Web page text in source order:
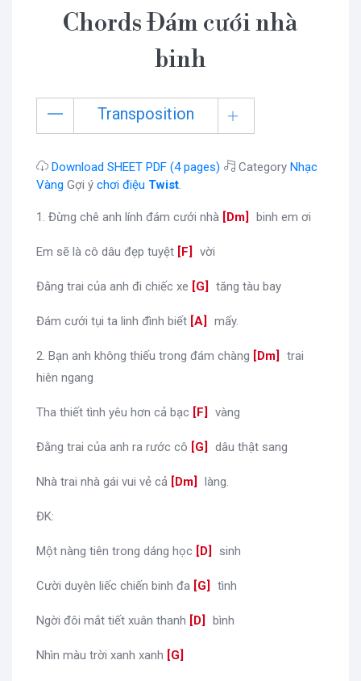
Chords Đám cưới nhà
binh
Transposition
Download SHEET PDF (4 pages) Category Nhạc
Vàng Gợi ý chơi điệu Twist.
1. Đừng chê anh lính đám cưới nhà [Dm binh em ơi
Em sẽ là cô dâu đẹp tuyệt [F vời
Đằng trai của anh đi chiếc xe [G tăng tàu bay
Đám cưới tụi ta linh đình biết [A mấy.
2. Bạn anh không thiếu trong đám chàng [Dm
trai
hiên ngang
Tha thiết tình yêu hơn cả bạc [F vàng
Đằng trai của anh ra rước cô [G dâu thật sang
Nhà trai nhà gái vui vẻ cả [Dm làng.
ĐK:
Một nàng tiên trong dáng học [D sinh
Cười duyên liếc chiến binh đa [G tình
Ngời đôi mắt tiết xuân thanh [D bình
Nhìn màu trời xanh xanh [G